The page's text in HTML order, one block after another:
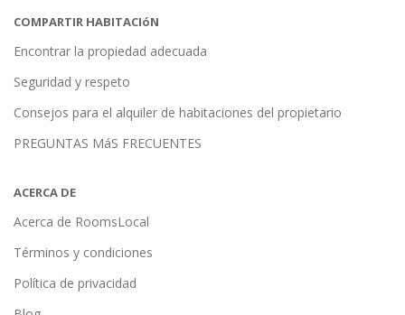
COMPARTIR HABITACIóN
Encontrar la propiedad adecuada
Seguridad y respeto
Consejos para el alquiler de habitaciones del propietario
PREGUNTAS MáS FRECUENTES
ACERCA DE
Acerca de RoomsLocal
Términos y condiciones
Política de privacidad